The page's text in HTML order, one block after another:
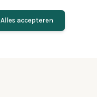
Alles accepteren